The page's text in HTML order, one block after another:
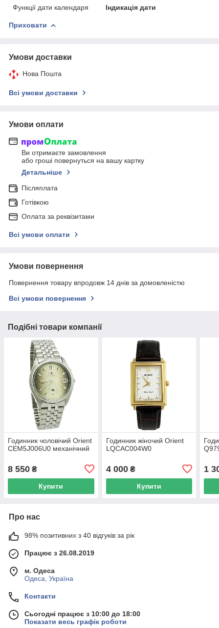
Функції дати календаря
Індикація дати
Приховати
Умови доставки
Нова Пошта
Всі умови доставки
Умови оплати
Ви отримаєте замовлення
або гроші повернуться на вашу картку
Детальніше
Післяплата
Готівкою
Оплата за реквізитами
Всі умови оплати
Умови повернення
Повернення товару впродовж 14 днів за домовленістю
Всі умови повернення
Подібні товари компанії
Годинник чоловічий Orient
CEM5J006U0 механічний
8 550 ₴
Купити
Годинник жіночий Orient
LQCAC004W0
4 000₴
Купити
1
Про нас
98% позитивних з 40 відгуків за рік
Працює з 26.08.2019
м. Одеса
Одеса, Україна
Контакти
Сьогодні працює з 10:00 до 18:00
Показати весь графік роботи